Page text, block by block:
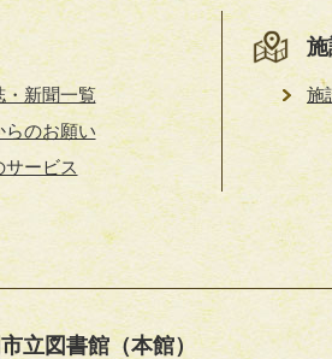
・新聞一覧
らのお願い
サービス
施
立図書館（本館）